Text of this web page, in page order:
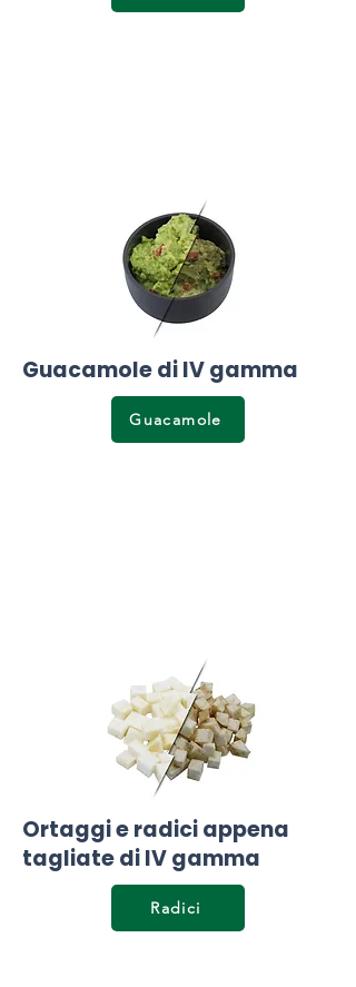
Guacamole di IV gamma
Guacamole
Ortaggi e radici appena
tagliate di IV gamma
Radici